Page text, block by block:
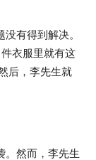
有得到解决。
衣服里就有这
后，李先生就
。然而，李先生